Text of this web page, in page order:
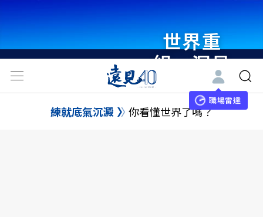
世界重
組・洞見
未來 與
世界領袖
職場雷達
練就底氣沉澱 你看懂世界了嗎？